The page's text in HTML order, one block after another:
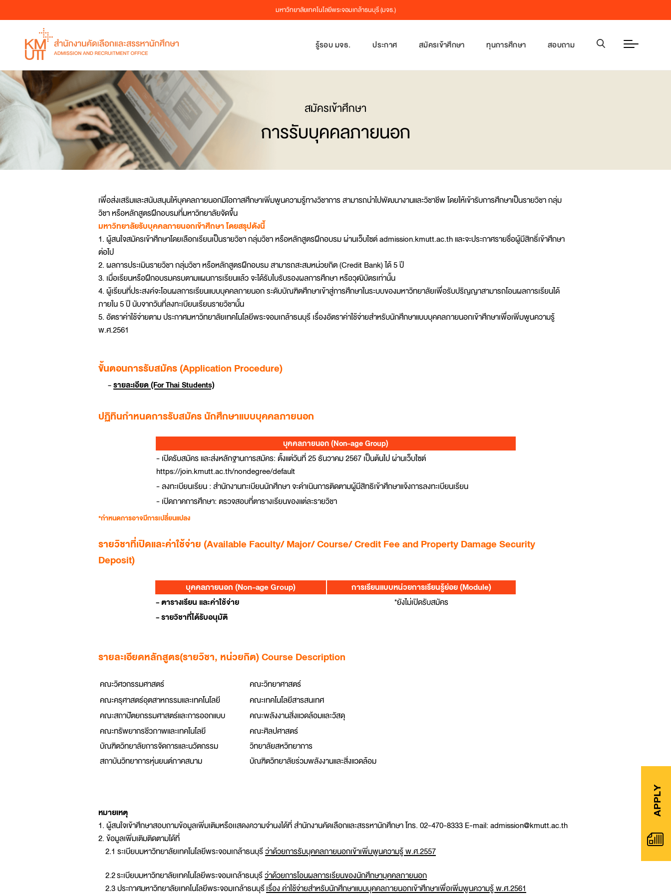
มหาวิทยาลัยเทคโนโลยีพระจอมเกล้าธนบุรี (มจธ.)
รู้รอบ มจธ. ประกาศ สมัครเข้าศึกษา ทุนการศึกษา สอบถาม
WHY KMUTT ?
หลักสูตรระดับปริญญาตรี
หลักสูตรระดับปริญญาโท
หลักสูตรระดับปริญญาเอก
บริการของเรา
แนะนำมหาวิทยาลัย
หลักสูตรระดับปริญญาตรี หลักสูตรระดับปริญญาโท หลักสูตรระดับปริญญาเอก
หลักสูตรระดับปริญญาตรี
การรับบุคคลภายนอก
หลักสูตรระดับปริญญาโท หลักสูตรระดับปริญญาเอก
คำถามที่พบบ่อย
คณะ/ภาควิชา
ติดต่อสอบถาม
การเดินทาง
บุคลากร
หลักสูตรที่เปิดสอน
คณะวิศวกรรมศาสตร์
คณะวิทยาศาสตร์
คณะครุศาสตร์อุตสาหกรรมและเทคโนโลยี
โครงการร่วมบริหารหลักสูตรมีเดียอาตส์และเทคโนโลยีมีเดีย
คณะเทคโนโลยีสารสนเทศ
คณะสถาปัตยกรรมศาสตร์และการออกแบบ
สถาบันวิทยาการหุ่นยนต์ภาคสนาม
ค่าใช้จ่ายตลอดหลักสูตร
นักศึกษารับโอน
การสมัคร
หลักสูตรที่เปิดสอน
คณะวิศวกรรมศาสตร์
คณะวิทยาศาสตร์
คณะครุศาสตร์อุตสาหกรรมและเทคโนโลยี
คณะเทคโนโลยีสารสนเทศ
คณะทรัพยากรชีวภาพและเทคโนโลยี
คณะพลังงานสิ่งแวดล้อมและวัสดุ
คณะศิลปศาสตร์
บัณฑิตวิทยาลัยการจัดการและนวัตกรรม
บัณฑิตวิทยาลัยร่วมด้านพลังงานและสิ่งแวดล้อม
ค่าใช้จ่ายตลอดหลักสูตร
การสมัคร
หลักสูตรที่เปิดสอน
คณะวิศวกรรมศาสตร์
คณะวิทยาศาสตร์
คณะครุศาสตร์อุตสาหกรรมและเทคโนโลยี
คณะเทคโนโลยีสารสนเทศ
คณะทรัพยากรชีวภาพและเทคโนโลยี
คณะพลังงานสิ่งแวดล้อมและวัสดุ
คณะศิลปศาสตร์
บัณฑิตวิทยาลัยร่วมด้านพลังงานและสิ่งแวดล้อม
ค่าใช้จ่ายตลอดหลักสูตร
การสมัคร
APPLY
สมัครเข้าศึกษา
การรับบุคคลภายนอก
เพื่อส่งเสริมและสนับสนุนให้บุคคลภายนอกมีโอกาสศึกษาเพิ่มพูนความรู้ทางวิชาการ สามารถนำไปพัฒนางานและวิชาชีพ โดยให้เข้ารับการศึกษาเป็นรายวิชา กลุ่ม
วิชา หรือหลักสูตรฝึกอบรมที่มหาวิทยาลัยจัดขึ้น
มหาวิทยาลัยรับบุคคลภายนอกเข้าศึกษา โดยสรุปดังนี้
1. ผู้สนใจสมัครเข้าศึกษาโดยเลือกเรียนเป็นรายวิชา กลุ่มวิชา หรือหลักสูตรฝึกอบรม ผ่านเว็บไซต์ admission.kmutt.ac.th และจะประกาศรายชื่อผู้มีสิทธิ์เข้าศึกษา
ต่อไป
2. ผลการประเมินรายวิชา กลุ่มวิชา หรือหลักสูตรฝึกอบรม สามารถสะสมหน่วยกิต (Credit Bank) ได้ 5 ปี
3. เมื่อเรียนหรือฝึกอบรมครบตามแผนการเรียนแล้ว จะได้รับใบรับรองผลการศึกษา หรือวุฒิบัตรเท่านั้น
4. ผู้เรียนที่ประสงค์จะโอนผลการเรียนแบบบุคคลภายนอก ระดับบัณฑิตศึกษาเข้าสู่การศึกษาในระบบของมหาวิทยาลัยเพื่อรับปริญญาสามารถโอนผลการเรียนได้
ภายใน 5 ปี นับจากวันที่ลงทะเบียนเรียนรายวิชานั้น
5. อัตราค่าใช้จ่ายตาม ประกาศมหาวิทยาลัยเทคโนโลยีพระจอมเกล้าธนบุรี เรื่องอัตราค่าใช้จ่ายสำหรับนักศึกษาแบบบุคคลภายนอกเข้าศึกษาเพื่อเพิ่มพูนความรู้
พ.ศ.2561
ขั้นตอนการรับสมัคร (Application Procedure)
-รายละเอียด (For Thai Students)
ปฏิทินกำหนดการรับสมัคร นักศึกษาแบบบุคคลภายนอก
บุคคลภายนอก (Non-age Group)
- เปิดรับสมัคร และส่งหลักฐานการสมัคร: ตั้งแต่วันที่ 25 ธันวาคม 2567 เป็นต้นไป ผ่านเว็บไซต์
https://join.kmutt.ac.th/nondegree/default
- ลงทะเบียนเรียน : สำนักงานทะเบียนนักศึกษา จะดำเนินการติดตามผู้มีสิทธิเข้าศึกษาแจ้งการลงทะเบียนเรียน
- เปิดภาคการศึกษา: ตรวจสอบที่ตารางเรียนของแต่ละรายวิชา
*กำหนดการอาจมีการเปลี่ยนแปลง
รายวิชาที่เปิดและค่าใช้จ่าย (Available Faculty/ Major/ Course/ Credit Fee and Property Damage Security
Deposit)
บุคคลภายนอก (Non-age Group)
การเรียนแบบหน่วยการเรียนรู้ย่อย (Module)
-ตารางเรียน และค่าใช้จ่าย
*ยังไม่เปิดรับสมัคร
-รายวิชาที่ได้รับอนุมัติ
รายละเอียดหลักสูตร(รายวิชา, หน่วยกิต) Course Description
คณะวิศวกรรมศาสตร์
คณะวิทยาศาสตร์
คณะครุศาสตร์อุตสาหกรรมและเทคโนโลยี
คณะเทคโนโลยีสารสนเทศ
คณะสถาปัตยกรรมศาสตร์และการออกแบบ
คณะพลังงานสิ่งแวดล้อมและวัสดุ
คณะทรัพยากรชีวภาพและเทคโนโลยี
คณะศิลปศาสตร์
บัณฑิตวิทยาลัยการจัดการและนวัตกรรม
วิทยาลัยสหวิทยาการ
สถาบันวิทยาการหุ่นยนต์ภาคสนาม
บัณฑิตวิทยาลัยร่วมพลังงานและสิ่งแวดล้อม
หมายเหตุ
1. ผู้สนใจเข้าศึกษาสอบถามข้อมูลเพิ่มเติมหรือเเสดงความจำนงได้ที่ สำนักงานคัดเลือกและสรรหานักศึกษา โทร. 02-470-8333 E-mail:admission@kmutt.ac.th
2. ข้อมูลเพิ่มเติมติดตามได้ที่
2.1 ระเบียบมหาวิทยาลัยเทคโนโลยีพระจอมเกล้าธนบุรีว่าด้วยการรับบุคคลภายนอกเข้าเพิ่มพูนความรู้ พ.ศ.2557
2.2 ระเบียบมหาวิทยาลัยเทคโนโลยีพระจอมเกล้าธนบุรีว่าด้วยการโอนผลการเรียนของนักศึกษาบุคคลภายนอก
2.3 ประกาศมหาวิทยาลัยเทคโนโลยีพระจอมเกล้าธนบุรีเรื่อง ค่าใช้จ่ายสำหรับนักศึกษาแบบบุคคลภายนอกเข้าศึกษาเพื่อเพิ่มพูนความรู้ พ.ศ.2561